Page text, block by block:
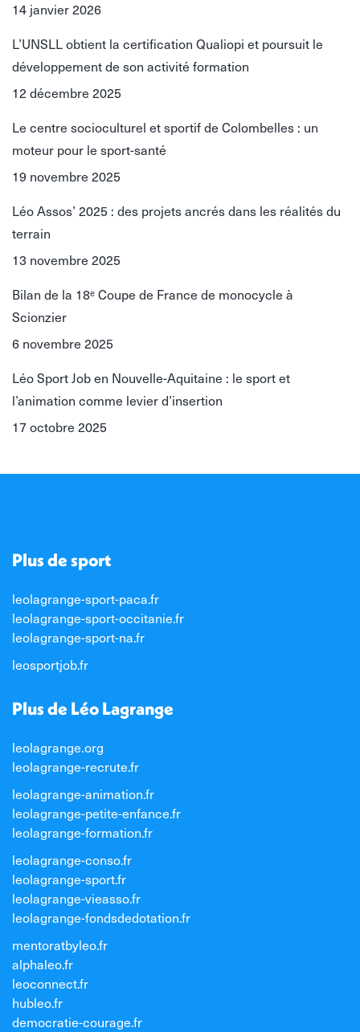
14 janvier 2026
L’UNSLL obtient la certification Qualiopi et poursuit le
développement de son activité formation
12 décembre 2025
Le centre socioculturel et sportif de Colombelles : un
moteur pour le sport-santé
19 novembre 2025
Léo Assos’ 2025 : des projets ancrés dans les réalités du
terrain
13 novembre 2025
Bilan de la 18ᵉ Coupe de France de monocycle à
Scionzier
6 novembre 2025
Léo Sport Job en Nouvelle-Aquitaine : le sport et
l’animation comme levier d’insertion
17 octobre 2025
Plus de sport
leolagrange-sport-paca.fr
leolagrange-sport-occitanie.fr
leolagrange-sport-na.fr
leosportjob.fr
Plus de Léo Lagrange
leolagrange.org
leolagrange-recrute.fr
leolagrange-animation.fr
leolagrange-petite-enfance.fr
leolagrange-formation.fr
leolagrange-conso.fr
leolagrange-sport.fr
leolagrange-vieasso.fr
leolagrange-fondsdedotation.fr
mentoratbyleo.fr
alphaleo.fr
leoconnect.fr
hubleo.fr
democratie-courage.fr